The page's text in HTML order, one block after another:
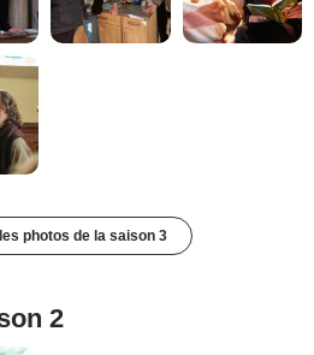
photos de la saison 3
2